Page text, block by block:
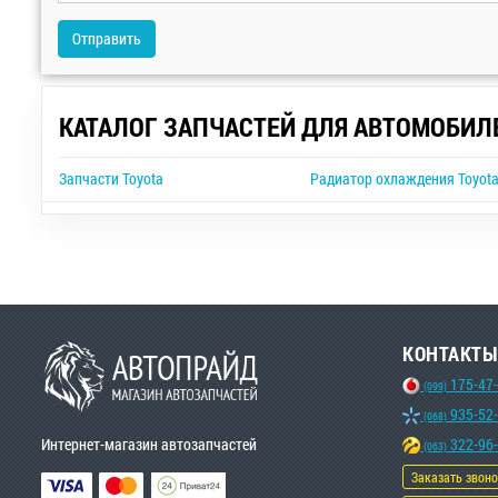
Отправить
КАТАЛОГ ЗАПЧАСТЕЙ ДЛЯ
Запчасти Toyota Радиатор охлаждения
Интернет-магазин автозапчастей
КОНТАКТЫ
(099) 175-
(068) 935-
(063) 322-
Заказать